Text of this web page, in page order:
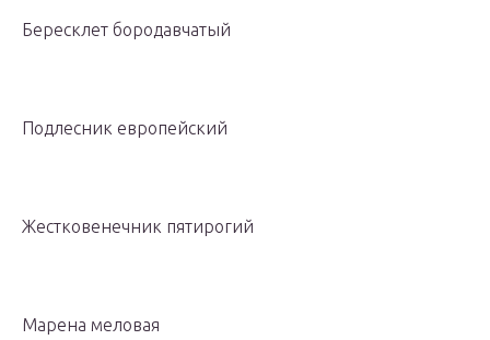
Бересклет бородавчатый
Подлесник европейский
Жестковенечник пятирогий
Марена меловая